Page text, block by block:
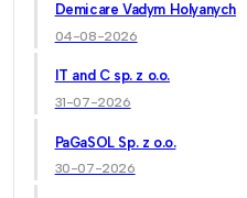
Demicare Vadym Holyanych
04-08-2026
IT and C sp. z o.o.
31-07-2026
PaGaSOL Sp. z o.o.
30-07-2026